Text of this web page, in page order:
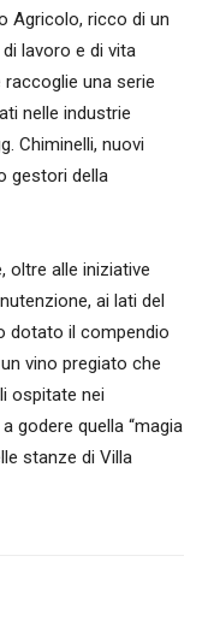
Agricolo, ricco di un
lavoro e di vita
una serie
nelle industrie
Chiminelli, nuovi
gestori della
oltre alle iniziative
ai lati del
dotato il compendio
vino pregiato che
ospitate nei
godere quella “magia
stanze di Villa